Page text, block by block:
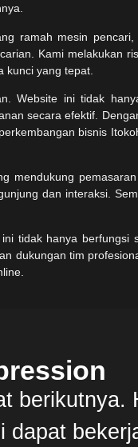
ramah mesin pencari,
Kami melakukan
kunci yang tepat.
mendukung pemasaran
dan interaksi.
tidak hanya berfungsi
dukungan tim
berikutnya.
dapat